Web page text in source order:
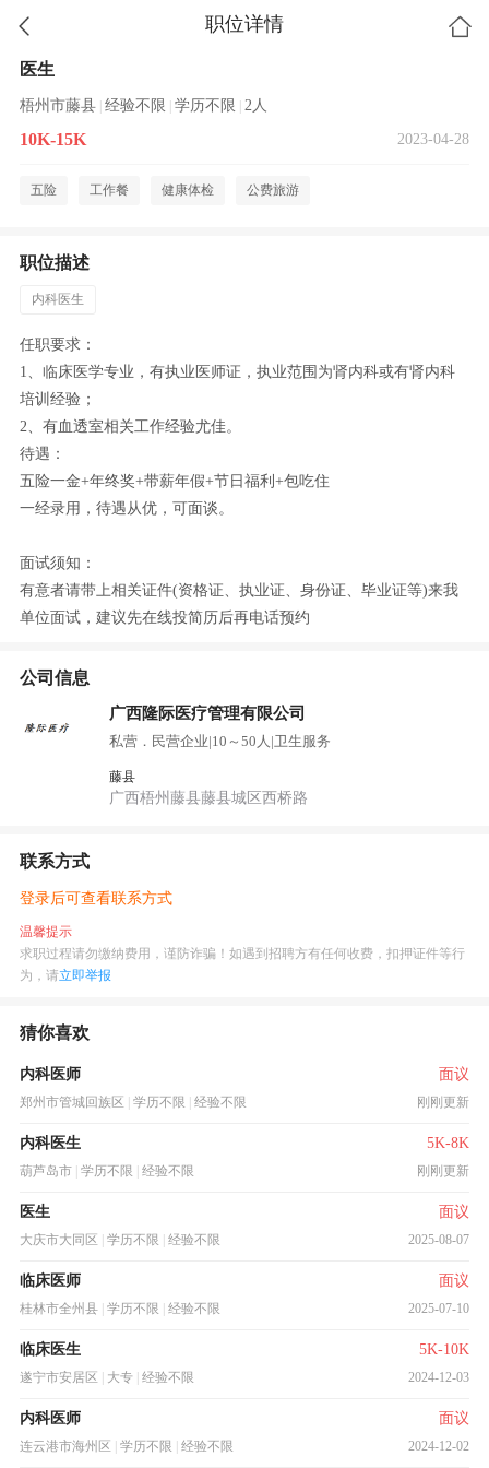
职位详情
医生
梧州市藤县 经验不限 学历不限 2人
10K-15K 2023-04-28
五险 工作餐 健康体检 公费旅游
职位描述
内科医生
任职要求：
1、临床医学专业，有执业医师证，执业范围为肾内科或有肾内科
培训经验；
2、有血透室相关工作经验尤佳。
待遇：
五险一金+年终奖+带薪年假+节日福利+包吃住
一经录用，待遇从优，可面谈。
面试须知：
有意者请带上相关证件(资格证、执业证、身份证、毕业证等)来我
单位面试，建议先在线投简历后再电话预约
公司信息
广西隆际医疗管理有限公司
私营．民营企业|10～50人 |卫生服务
藤县
广西梧州藤县藤县城区西桥路
联系方式
登录后可查看联系方式
温馨提示
求职过程请勿缴纳费用，谨防诈骗！如遇到招聘方有任何收费，扣押证件等行
为，请立即举报
猜你喜欢
内科医师 面议
郑州市管城回族区 学历不限 经验不限 刚刚更新
内科医生 5K-8K
葫芦岛市 学历不限 经验不限 刚刚更新
医生 面议
大庆市大同区 学历不限 经验不限 2025-08-07
临床医师 面议
桂林市全州县 学历不限 经验不限 2025-07-10
临床医生 5K-10K
遂宁市安居区 大专 经验不限 2024-12-03
内科医师 面议
连云港市海州区 学历不限 经验不限 2024-12-02